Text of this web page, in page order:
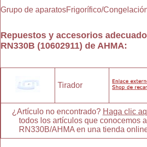
Grupo de aparatosFrigorífico/
Repuestos y accesorios
RN330B (10602911) de AHMA:
Tirador
¿Artículo no encontrado? Haga clic
todos los artículos que conocemos
RN330B/AHMA en una tienda